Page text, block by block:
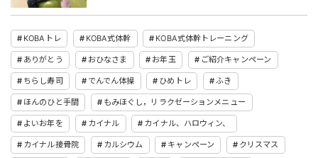
KOBAトレ KOBA式体幹 KOBA式体幹トレーニング
ありがとう おひなさま お年玉 ご紹介キャンペーン
ちらし寿司 でんでん体操 ひめトレ ふき
ほんのひと手間 もみほぐし，リラクゼーションメニュー
よいお年を カイナル カイナル、ハロウィン、
カイナル接骨院 カルシウム キャンペーン クリスマス